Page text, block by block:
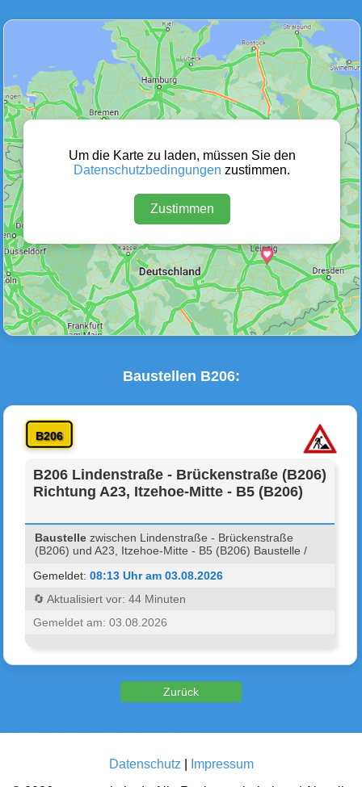
Unfälle & Warnungen Stau
(0)
Wetter Warnungen Sperrungen
Defektes Fahrzeug
Um die Karte zu laden, müssen Sie den
Datenschutzbedingungen zustimmen.
Zustimmen
Baustellen B206:
B206
B206 Lindenstraße - Brückenstraße (B206)
Richtung A23, Itzehoe-Mitte - B5 (B206)
Baustelle zwischen Lindenstraße - Brückenstraße
(B206) und A23, Itzehoe-Mitte - B5 (B206) Baustelle /
Gemeldet:08:13 Uhr am 03.08.2026
🔄 Aktualisiert vor: 44 Minuten
Gemeldet am: 03.08.2026
Datenschutz
Impressum